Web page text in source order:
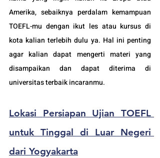
Amerika, sebaiknya perdalam kemampuan
TOEFL-mu dengan ikut les atau kursus di
kota kalian terlebih dulu ya. Hal ini penting
agar kalian dapat mengerti materi yang
disampaikan dan dapat diterima di
universitas terbaik incaranmu.
Lokasi
Persiapan Ujian TOEFL
untuk Tinggal di Luar Negeri
dari Yogyakarta